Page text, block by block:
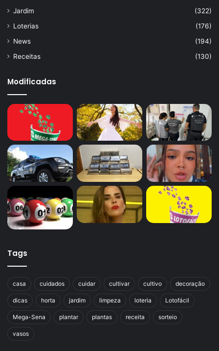
Jardim
(322)
Loterias
(176)
News
(194)
Receitas
(130)
Modificadas
Tags
casa cuidados cuidar cultivar cultivo decoração
dicas horta jardim limpeza loteria Lotofácil
Mega-Sena plantar plantas receita sorteio
vasos